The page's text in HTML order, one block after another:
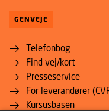
GENVEJE
Telefonbog
Find vej/kort
Presseservice
For leverandører
Kursusbasen